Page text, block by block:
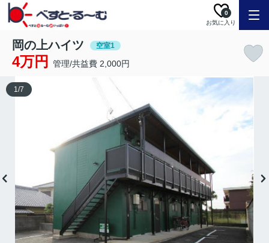
お気に入り
0
岡の上ハイツ 空室1
4万円 管理/共益費 2,000円
1/7